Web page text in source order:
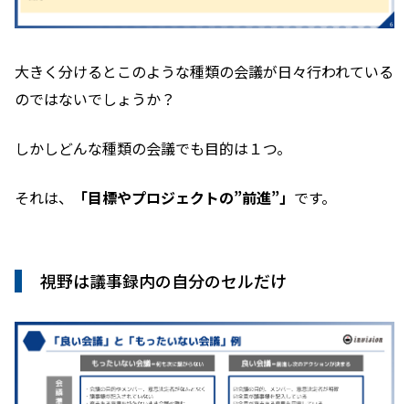
大きく分けるとこのような種類の会議が日々行われている
のではないでしょうか？
しかしどんな種類の会議でも目的は１つ。
それは、 「目標やプロジェクトの”前進”」 です。
視野は議事録内の自分のセルだけ